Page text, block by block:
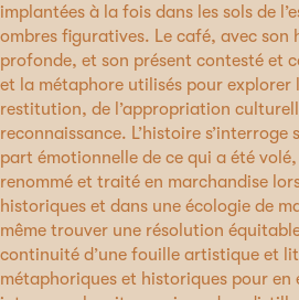
implantées à la fois dans les sols de
ombres figuratives. Le café, avec son
profonde, et son présent contesté et
et la métaphore utilisés pour explorer
restitution, de l’appropriation
reconnaissance. L’histoire
part émotionnelle de ce qui a été
renommé et traité en marchandise
historiques et dans une écologie de
même trouver une résolution
continuité d’une fouille artistique et
métaphoriques et historiques pour en